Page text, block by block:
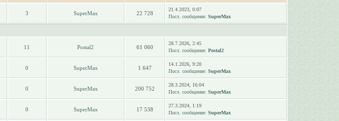
3 SuperMax 22 728
21.4.2023, 0:07
Посл. сообщение: SuperMax
11 Postal2 61 060
28.7.2026, 2:45
Посл. сообщение: Postal2
0 SuperMax 1 647
14.1.2026, 9:20
Посл. сообщение: SuperMax
0 SuperMax 200 752
28.3.2024, 16:04
Посл. сообщение: SuperMax
0 SuperMax 17 538
27.3.2024, 1:19
Посл. сообщение: SuperMax